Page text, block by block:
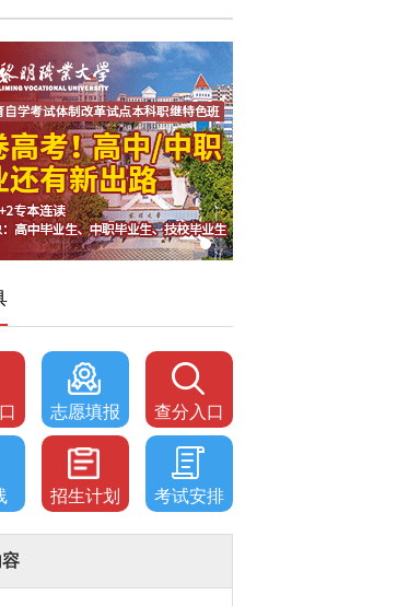
志愿填报 查分入口
招生计划 考试安排